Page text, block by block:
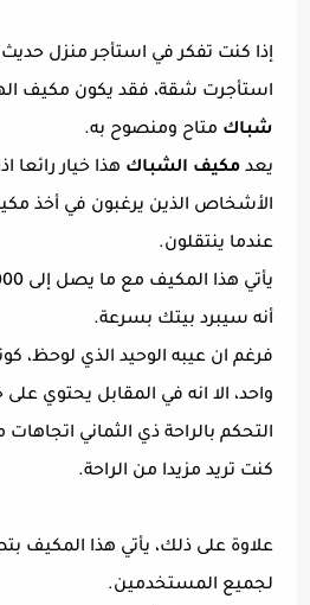
إذا كنت تفكر في استأجر منزل
استأجرت شقة، فقد يكون مكيف
شباك متاح ومنصوح به.
يعدمكيف الشباك هذا خيار رائعا
الأشخاص الذين يرغبون في أخذ
عندما ينتقلون.
أنه سيبرد بيتك بسرعة.
فرغم ان عيبه الوحيد الذي لوحظ،
واحد، الا انه في المقابل يحتوي
التحكم بالراحة ذي الثماني اتجاهات
كنت تريد مزيدا من الراحة.
علاوة على ذلك، يأتي هذا المكيف
لجميع المستخدمين.